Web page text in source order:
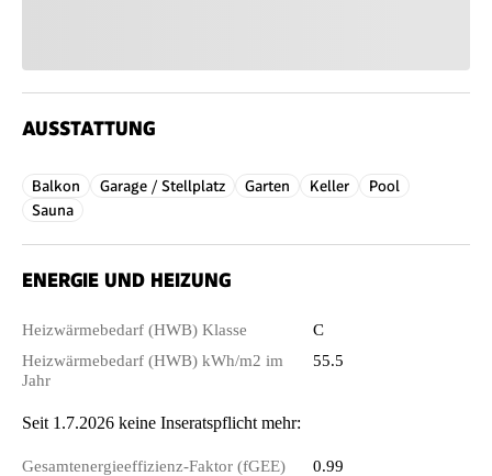
AUSSTATTUNG
Balkon Garage / Stellplatz Garten Keller
Pool
Sauna
ENERGIE UND HEIZUNG
Heizwärmebedarf (HWB) Klasse
C
Heizwärmebedarf (HWB) kWh/m2 im
Jahr
55.5
Seit 1.7.2026 keine Inseratspflicht mehr:
Gesamtenergieeffizienz-Faktor (fGEE)
0.99